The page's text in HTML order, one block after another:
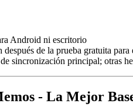
Android ni escritorio
después de la prueba gratuita
sincronización principal; otras
- La Mejor